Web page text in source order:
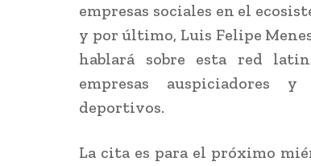
empresas sociales en el
y por último, Luis Felipe
hablará sobre esta red
empresas auspiciadores
deportivos.
La cita es para el próximo